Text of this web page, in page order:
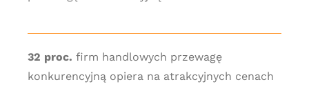
32 proc. firm handlowych przewagę
konkurencyjną opiera na atrakcyjnych cenach